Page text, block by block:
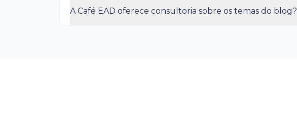
A Café EAD oferece consultoria sobre os temas do blog?